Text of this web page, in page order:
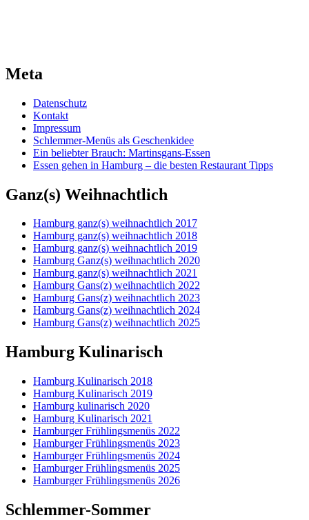
Meta
Datenschutz
Kontakt
Impressum
Schlemmer-Menüs als Geschenkidee
Ein beliebter Brauch: Martinsgans-Essen
Essen gehen in Hamburg – die besten Restaurant Tipps
Ganz(s) Weihnachtlich
Hamburg ganz(s) weihnachtlich 2017
Hamburg ganz(s) weihnachtlich 2018
Hamburg ganz(s) weihnachtlich 2019
Hamburg Ganz(s) weihnachtlich 2020
Hamburg ganz(s) weihnachtlich 2021
Hamburg Gans(z) weihnachtlich 2022
Hamburg Gans(z) weihnachtlich 2023
Hamburg Gans(z) weihnachtlich 2024
Hamburg Gans(z) weihnachtlich 2025
Hamburg Kulinarisch
Hamburg Kulinarisch 2018
Hamburg Kulinarisch 2019
Hamburg kulinarisch 2020
Hamburg Kulinarisch 2021
Hamburger Frühlingsmenüs 2022
Hamburger Frühlingsmenüs 2023
Hamburger Frühlingsmenüs 2024
Hamburger Frühlingsmenüs 2025
Hamburger Frühlingsmenüs 2026
Schlemmer-Sommer